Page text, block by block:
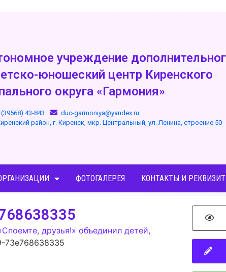
учреждение
юношеский центр Киренского
округа «Гармония»
(39568) 43-843
duc-garmoniya@yandex.ru
район, г. Киренск, мкр. Центральный, ул. Ленина, строение 50
ФОТОГАЛЕРЕЯ КОНТАКТЫ И
друзья!» объединил детей,
73e768638335